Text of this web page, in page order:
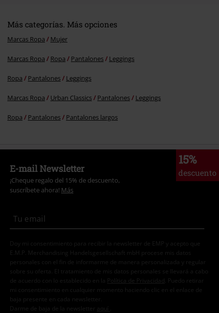
Más categorías. Más opciones
Marcas Ropa Mujer
Marcas Ropa Ropa Pantalones Leggings
Ropa Pantalones Leggings
Marcas Ropa Urban Classics Pantalones Leggings
Ropa Pantalones Pantalones largos
15%
descuento
E-mail Newsletter
¡Cheque regalo del 15% de descuento,
suscríbete ahora! Más
Doy mi consentimiento para recibir la newsletter de EMP y acepto que
E.M.P. Merchandising Handelsgesellschaft mbH procese mis datos
personales con el fin de informarme de manera personalizada y regular
sobre su oferta. El tratamiento de mis datos personales se llevará a cabo
de acuerdo con lo establecido en la
Política de Privacidad . Puedo retirar
mi consentimiento en cualquier momento haciendo clic en el enlace de
baja presente en cada newsletter.
Darme de baja de la newsletter
aquí